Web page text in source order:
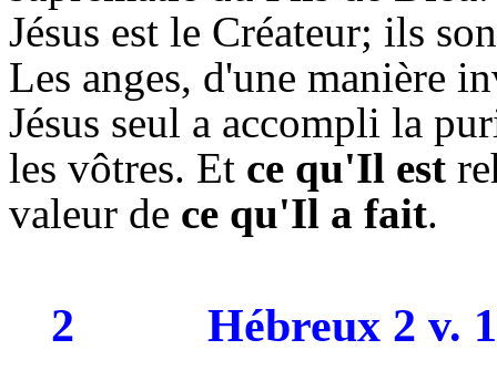
Jésus est le Créateur; ils
Les anges, d'une manière
Jésus seul a accompli la
les vôtres. Et ce qu'Il est
valeur de ce qu'Il a fait.
2 Hébreux 2 v.